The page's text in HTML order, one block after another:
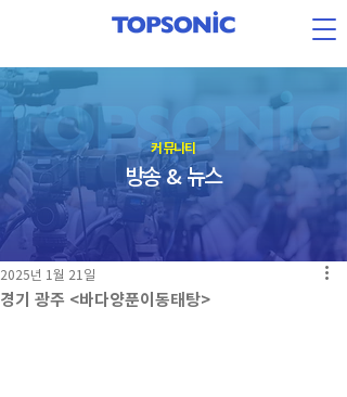
​커뮤니티
방송 & 뉴스
경기 광주 <바다양푼이동태탕>
2025년 1월 21일